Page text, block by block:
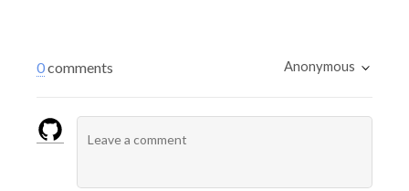
0comments Anonymous